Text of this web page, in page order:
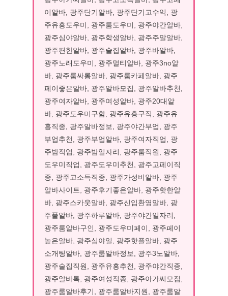
이알바, 광주단기알바, 광주단기고수익, 광
주유흥도우미, 광주룸도우미, 광주야간알바,
광주심야알바, 광주학생알바, 광주주말알바,
광주편한알바, 광주술집알바, 광주바알바,
광주노래도우미, 광주멀티알바, 광주3no알
바, 광주룸싸롱알바, 광주룸카페알바, 광주
페이좋은알바, 광주알바모집, 광주알바추천,
광주여자알바, 광주여성알바, 광주20대알
바, 광주도우미구함, 광주유흥구직, 광주유
흥직종, 광주알바정보, 광주야간부업, 광주
부업추천, 광주부업알바, 광주여자직업, 광
주밤직업, 광주밤일자리, 광주룸직원, 광주
도우미직업, 광주도우미추천, 광주고페이직
종, 광주고소득직종, 광주가성비알바, 광주
알바사이트, 광주후기좋은알바, 광주핫한알
바, 광주스카웃알바, 광주신입환영알바, 광
주풀알바, 광주하루알바, 광주야간일자리,
광주룸알바구인, 광주도우미페이, 광주페이
높은알바, 광주심야일, 광주핫플알바, 광주
소개팅알바, 광주룸알바정보, 광주3노알바,
광주술집직원, 광주유흥추천, 광주야간직종,
광주알바톡, 광주여성직종, 광주아가씨모집,
광주룸알바후기, 광주룸알바지원, 광주룸알